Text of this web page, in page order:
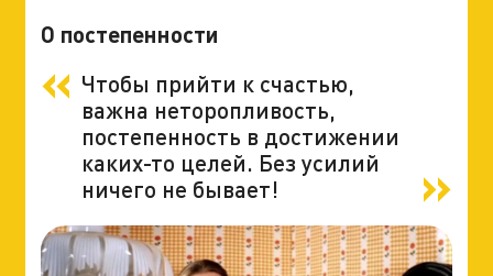
О постепенности
Чтобы прийти к счастью,
важна неторопливость,
постепенность в достижении
каких-то целей. Без усилий
ничего не бывает!